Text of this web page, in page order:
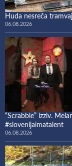
Huda nesreča
06.08.2026
“Scrabble” izziv.
#slovenijaimatalent
06.08.2026